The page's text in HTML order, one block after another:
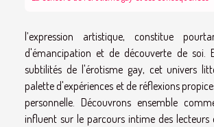
l’expression artistique, constitue
d'émancipation et de découverte de soi.
subtilités de l'érotisme gay, cet univers
palette d'expériences et de réflexions
personnelle. Découvrons ensemble
influent sur le parcours intime des